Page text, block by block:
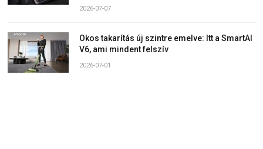
2026-07-07
Okos takarítás új szintre emelve: Itt a SmartAI
V6, ami mindent felszív
2026-07-01